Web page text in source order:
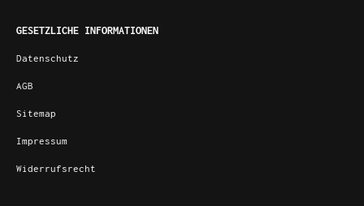
GESETZLICHE INFORMATIONEN
Datenschutz
AGB
Sitemap
Impressum
Widerrufsrecht